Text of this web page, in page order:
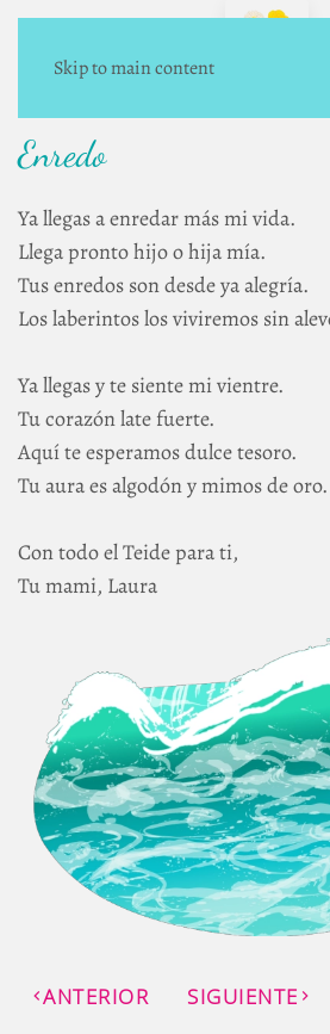
Skip to main content
Enredo
Ya llegas a enredar más mi vida.
Llega pronto hijo o hija mía.
Tus enredos son desde ya alegría.
Los laberintos los viviremos sin
Ya llegas y te siente mi vientre.
Tu corazón late fuerte.
Aquí te esperamos dulce tesoro.
Tu aura es algodón y mimos de oro.
Con todo el Teide para ti,
Tu mami, Laura
ANTERIOR SIGUIENTE